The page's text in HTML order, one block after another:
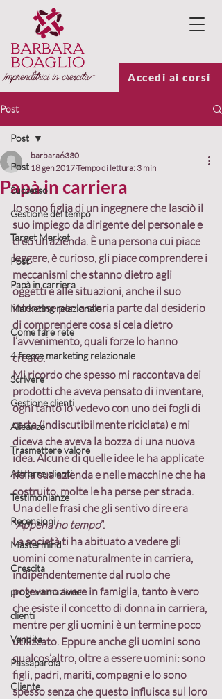
Accedi ai corsi
Post
Post
Successo
Gestione del tempo
Target Market
Post
Papà in carriera
Marketing relazionale
Come fare rete
4 frecce marketing relazionale
Scrivere
Gestione clienti
Alleanze
Trasmettere valore
Attrarre clienti
Testimonianze
Recensioni
Mastermind
Crescita
programmazione
clienti
Vendita
Passaparola
Cliente
Post
Papà in carriera
barbara6330
18 gen 2017Tempo di lettura: 3 min
Io sono figlia di un ingegnere che lasciò il
suo impiego da dirigente del personale e
creò un’azienda. È una persona cui piace
leggere, è curioso, gli piace comprendere i
meccanismi che stanno dietro agli
oggetti e alle situazioni, anche il suo
interesse per la storia parte dal desiderio
di comprendere cosa si cela dietro
l’avvenimento, quali forze lo hanno
creato.
Mi ricordo che spesso mi raccontava dei
prodotti che aveva pensato di inventare,
ogni tanto lo vedevo con uno dei fogli di
carta (indiscutibilmente riciclata) e mi
diceva che aveva la bozza di una nuova
idea. Alcune di quelle idee le ha applicate
nella sua azienda e nelle macchine che ha
costruito, molte le ha perse per strada.
Una delle frasi che gli sentivo dire era
“Appena ho tempo”.
La società ti ha abituato a vedere gli
uomini come naturalmente in carriera,
indipendentemente dal ruolo che
potevano avere in famiglia, tanto è vero
che esiste il concetto di donna in carriera,
mentre per gli uomini è un termine poco
utilizzato. Eppure anche gli uomini sono
qualcos’altro, oltre a essere uomini: sono
figli, padri, mariti, compagni e lo sono
spesso senza che questo influisca sul loro